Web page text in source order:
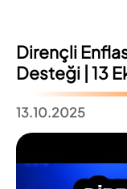
Dirençli
Desteği | 13
13.10.2025